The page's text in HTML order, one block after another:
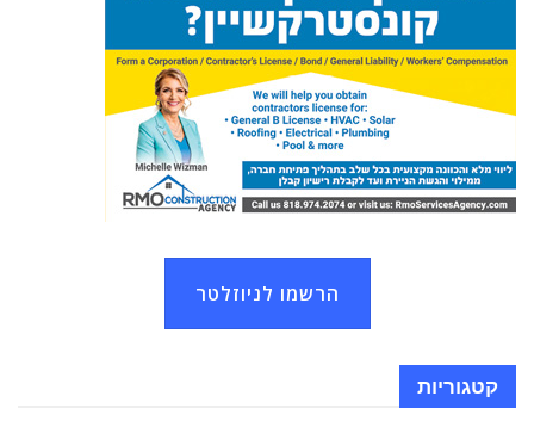
הרשמו לניוזלטר
קטגוריות